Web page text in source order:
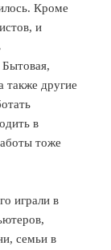
Кроме
и
также другие
в
тоже
играли в
семьи в